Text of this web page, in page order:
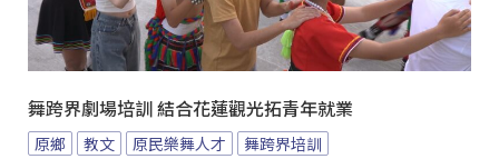
舞跨界劇場培訓 結合花蓮觀光拓青年就業
原鄉 教文 原民樂舞人才 舞跨界培訓